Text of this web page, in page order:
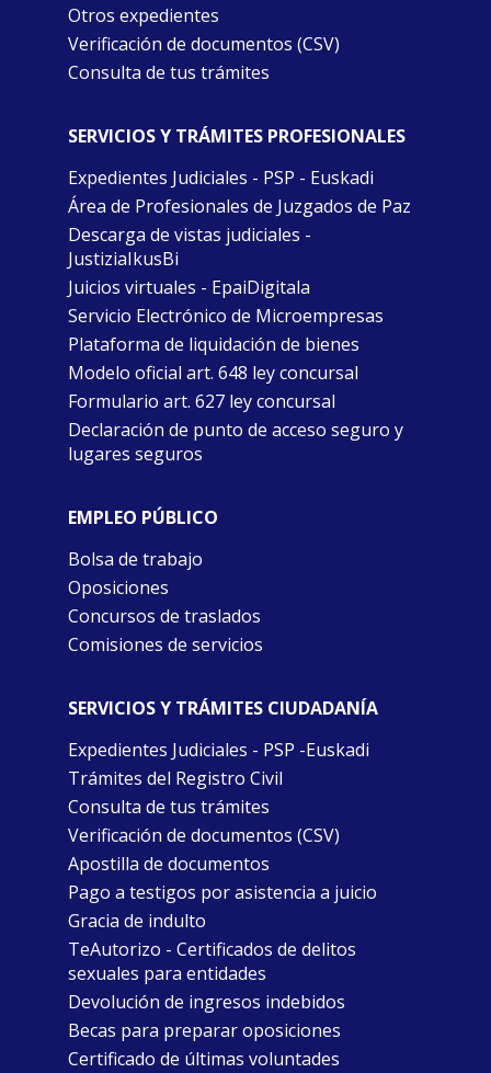
Otros expedientes
Verificación de documentos (CSV)
Consulta de tus trámites
SERVICIOS Y TRÁMITES PROFESIONALES
Expedientes Judiciales - PSP - Euskadi
Área de Profesionales de Juzgados de Paz
Descarga de vistas judiciales -
JustiziaIkusBi
Juicios virtuales - EpaiDigitala
Servicio Electrónico de Microempresas
Plataforma de liquidación de bienes
Modelo oficial art. 648 ley concursal
Formulario art. 627 ley concursal
Declaración de punto de acceso seguro y
lugares seguros
EMPLEO PÚBLICO
Bolsa de trabajo
Oposiciones
Concursos de traslados
Comisiones de servicios
SERVICIOS Y TRÁMITES CIUDADANÍA
Expedientes Judiciales - PSP -Euskadi
Trámites del Registro Civil
Consulta de tus trámites
Verificación de documentos (CSV)
Apostilla de documentos
Pago a testigos por asistencia a juicio
Gracia de indulto
TeAutorizo - Certificados de delitos
sexuales para entidades
Devolución de ingresos indebidos
Becas para preparar oposiciones
Certificado de últimas voluntades